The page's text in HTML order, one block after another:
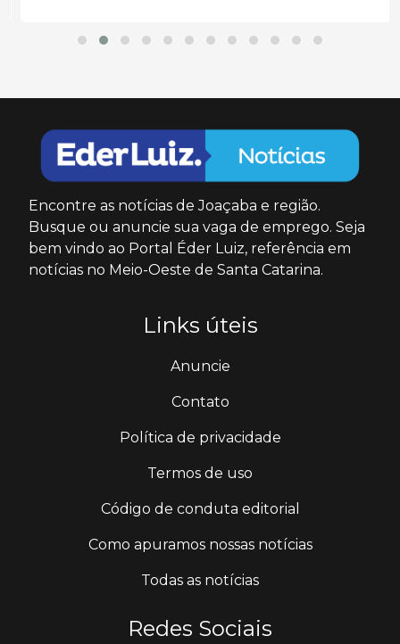
Encontre as notícias de Joaçaba e região.
Busque ou anuncie sua vaga de emprego. Seja
bem vindo ao Portal Éder Luiz, referência em
notícias no Meio-Oeste de Santa Catarina.
Links úteis
Anuncie
Contato
Política de privacidade
Termos de uso
Código de conduta editorial
Como apuramos nossas notícias
Todas as notícias
Redes Sociais